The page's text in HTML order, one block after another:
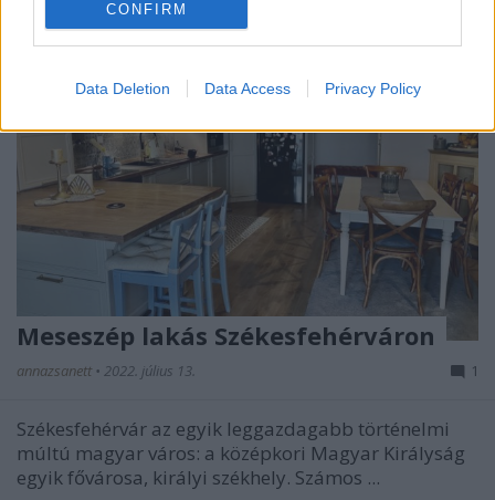
CONFIRM
Data Deletion Data Access Privacy Policy
Meseszép lakás Székesfehérváron
annazsanett • 2022. július 13. 1
Székesfehérvár az egyik leggazdagabb történelmi
múltú magyar város: a középkori Magyar Királyság
egyik fővárosa, királyi székhely. Számos ...